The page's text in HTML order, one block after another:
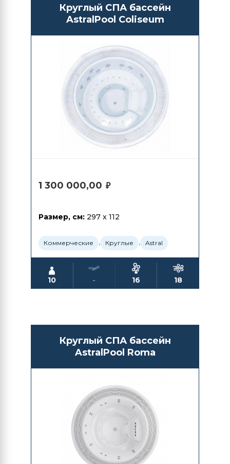
Круглый СПА бассейн
AstralPool Coliseum
1 300 000,00 ₽
Размер, см: 297 x 112
Коммерческие , Круглые , Astral
10 - 16 18
Круглый СПА бассейн
AstralPool Roma